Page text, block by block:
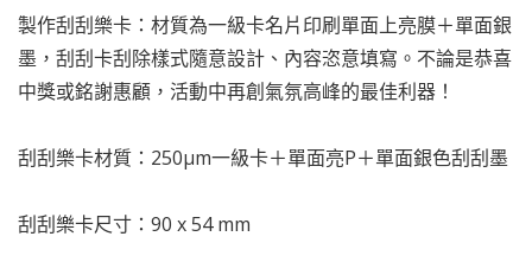
製作刮刮樂卡：材質為一級卡名片印刷單面上亮膜＋單面銀
墨，刮刮卡刮除樣式隨意設計、內容恣意填寫。不論是恭喜
中獎或銘謝惠顧，活動中再創氣氛高峰的最佳利器！
刮刮樂卡材質：250µm一級卡＋單面亮P＋單面銀色刮刮墨
刮刮樂卡尺寸：90 x 54 mm